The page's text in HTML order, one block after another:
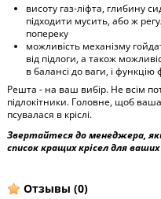
висоту газ-ліфта, глибину
підходити мусить, або ж
попереку
можливість механізму
від підлоги, а також
в балансі до ваги, і функцію
Решта - на ваш вибір. Не всім
підлокітники. Головне, щоб
псувалася в кріслі.
Звертайтеся до менеджера,
список кращих крісел для
Отзывы (0)